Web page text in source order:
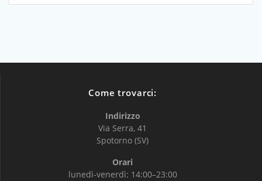
Come trovarci:
Indirizzo
Via Serra, 41
Spotorno (SV)
Orari
lunedì-venerdì: 14:00–23:00